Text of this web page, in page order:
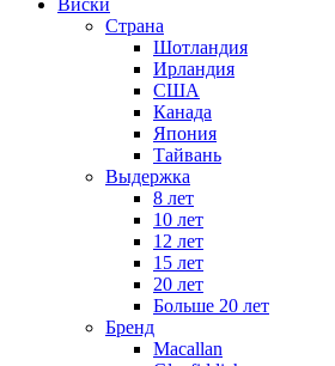
Страна
Шотландия
Ирландия
США
Канада
Япония
Тайвань
Выдержка
8 лет
10 лет
12 лет
15 лет
20 лет
Больше 20 лет
Бренд
Macallan